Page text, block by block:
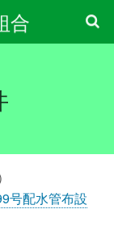
合
号配水管布設